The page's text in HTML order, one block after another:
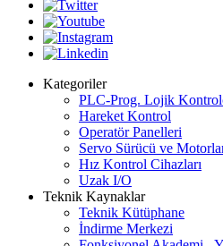
Kategoriler
PLC-Prog. Lojik
Hareket Kontrol
Operatör Panelleri
Servo Sürücü ve
Hız Kontrol Cihazları
Uzak I/O
Teknik Kaynaklar
Teknik Kütüphane
İndirme Merkezi